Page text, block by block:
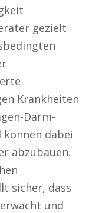
gezielt
Krankheiten
Darm-
dabei
abzubauen.
sicher, dass
und